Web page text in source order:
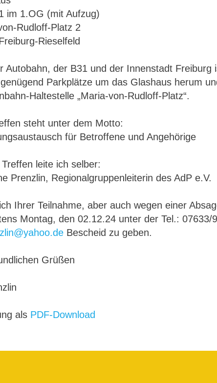
im 1.OG (mit Aufzug)
Rudloff-Platz 2
Rieselfeld
Autobahn, der B31 und der Innenstadt
Parkplätze um das Glashaus herum
Haltestelle „Maria-von-Rudloff-Platz“.
steht unter dem Motto:
für Betroffene und Angehörige
leite ich selber:
Prenzlin, Regionalgruppenleiterin des AdP e.V.
Ihrer Teilnahme, aber auch wegen einer
Montag, den 02.12.24 unter der Tel.: 07633/
Bescheid zu geben.
Grüßen
als PDF-Download